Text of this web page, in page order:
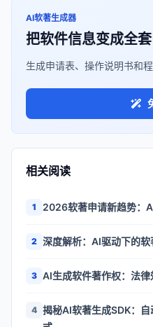
AI软著生成器
把软件信息变成全
生成申请表、操作说明书和程
相关阅读
1 2026软著申请新趋势：
2 深度解析：AI驱动下的
3 AI生成软件著作权：法
4 揭秘AI软著生成SDK：